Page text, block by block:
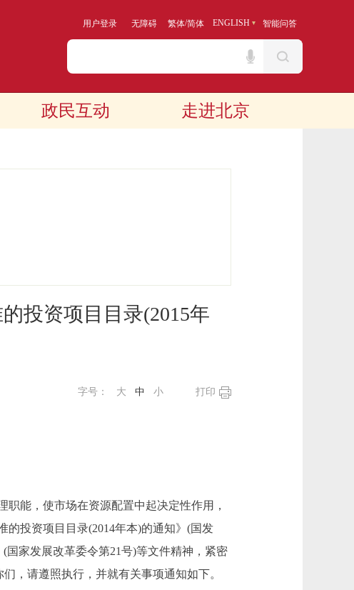
用户登录 无障碍 繁体/简体 ENGLISH 智能问答
政民互动 走进北京
投资项目目录(2015年
打印
字号： 大 中 小
能，使市场在资源配置中起决定性作用，
投资项目目录(2014年本)的通知》(国发
国家发展改革委令第21号)等文件精神，紧密
，请遵照执行，并就有关事项通知如下。